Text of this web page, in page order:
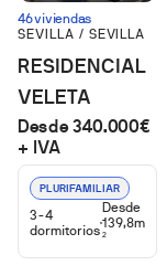
46 viviendas
SEVILLA / SEVILLA
RESIDENCIAL
VELETA
PALMAS
ALTAS
Desde 340.000€
+ IVA
PLURIFAMILIAR
3-4
dormitorios
Desde
139,8m
2